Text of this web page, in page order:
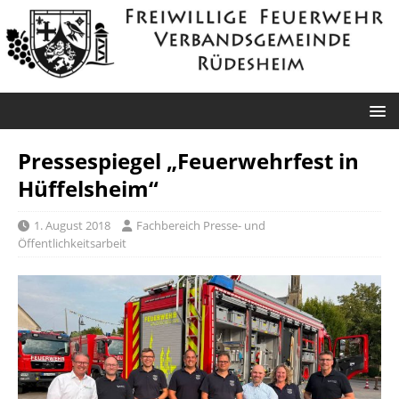
Pressespiegel „Feuerwehrfest in
Hüffelsheim“
1. August 2018
Fachbereich Presse- und
Öffentlichkeitsarbeit